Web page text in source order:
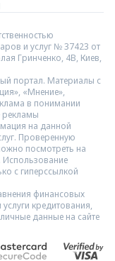
и услуг № 37423 от
Гринченко, 4В, Киев,
портал. Материалы с
«Мнение»,
в понимании
рекламы
на данной
Проверенную
посмотреть на
Использование
с гиперссылкой
финансовых
кредитования,
данные на сайте